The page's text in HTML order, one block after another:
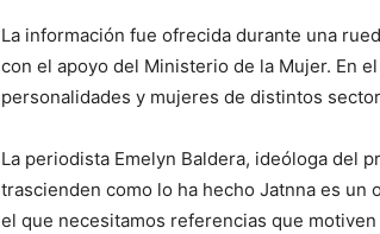
La información fue ofrecida durante una
con el apoyo del Ministerio de la Mujer. En
personalidades y mujeres de distintos
La periodista Emelyn Baldera, ideóloga del
trascienden como lo ha hecho Jatnna es un
el que necesitamos referencias que motiven